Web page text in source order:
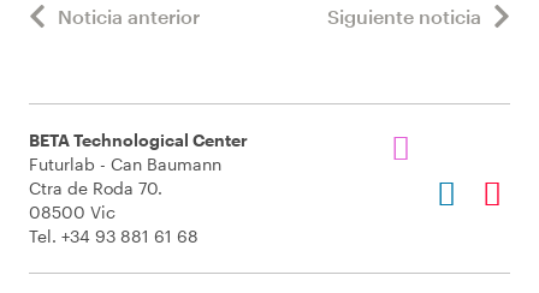
Noticia anterior Siguiente noticia
BETA Technological Center
Futurlab - Can Baumann
Ctra de Roda 70.
08500 Vic
Tel. +34 93 881 61 68